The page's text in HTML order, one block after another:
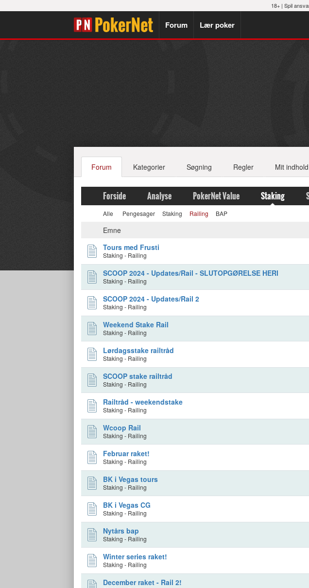
18+ | Spil
Forum Lær poker
Forum Kategorier Søgning Regler Mit indhold
Forside Analyse PokerNet Value Staking
Alle Pengesager Staking Railing BAP
Emne
Tours med Frusti
Staking - Railing
SCOOP 2024 - Updates/Rail - SLUTOPGØRELSE HERI
Staking - Railing
SCOOP 2024 - Updates/Rail 2
Staking - Railing
Weekend Stake Rail
Staking - Railing
Lørdagsstake railtråd
Staking - Railing
SCOOP stake railtråd
Staking - Railing
Railtråd - weekendstake
Staking - Railing
Wcoop Rail
Staking - Railing
Februar raket!
Staking - Railing
BK i Vegas tours
Staking - Railing
BK i Vegas CG
Staking - Railing
Nytårs bap
Staking - Railing
Winter series raket!
Staking - Railing
December raket - Rail 2!